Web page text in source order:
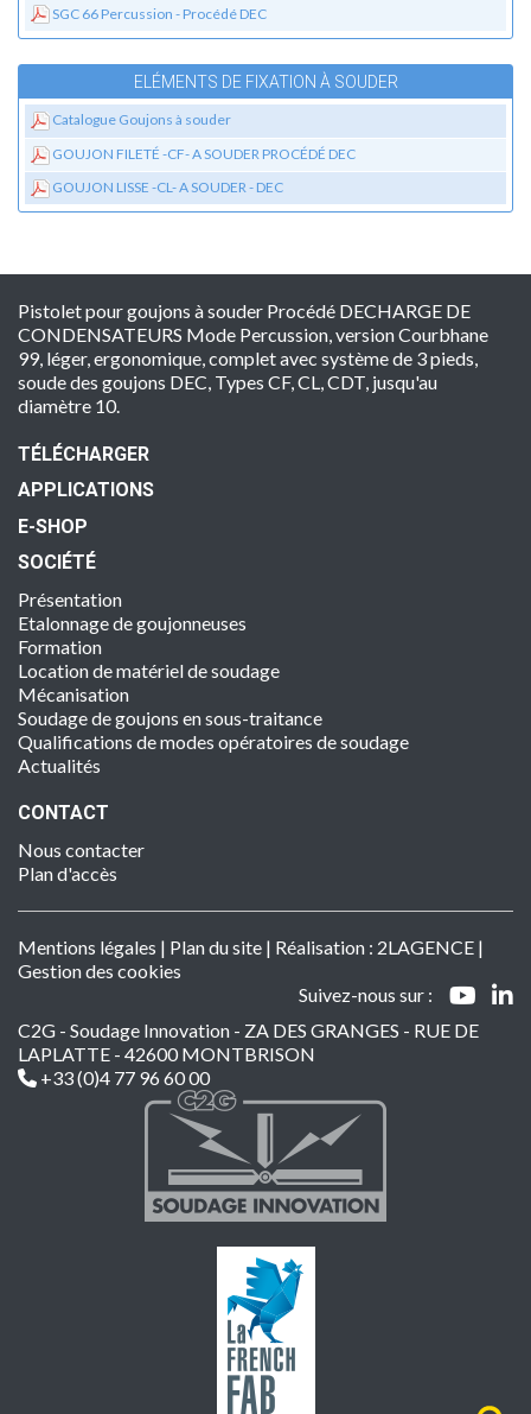
SGC 66 Percussion - Procédé DEC
ELÉMENTS DE FIXATION À SOUDER
Catalogue Goujons à souder
GOUJON FILETÉ -CF- A SOUDER PROCÉDÉ DEC
GOUJON LISSE -CL- A SOUDER - DEC
Pistolet pour goujons à souder Procédé DECHARGE DE
CONDENSATEURS Mode Percussion, version Courbhane
99, léger, ergonomique, complet avec système de 3 pieds,
soude des goujons DEC, Types CF, CL, CDT, jusqu'au
diamètre 10.
TÉLÉCHARGER
APPLICATIONS
E-SHOP
SOCIÉTÉ
Présentation
Etalonnage de goujonneuses
Formation
Location de matériel de soudage
Mécanisation
Soudage de goujons en sous-traitance
Qualifications de modes opératoires de soudage
Actualités
CONTACT
Nous contacter
Plan d'accès
Mentions légales | Plan du site | Réalisation : 2LAGENCE |
Gestion des cookies
Suivez-nous sur :
C2G - Soudage Innovation - ZA DES GRANGES - RUE DE
LAPLATTE - 42600 MONTBRISON
+33 (0)4 77 96 60 00